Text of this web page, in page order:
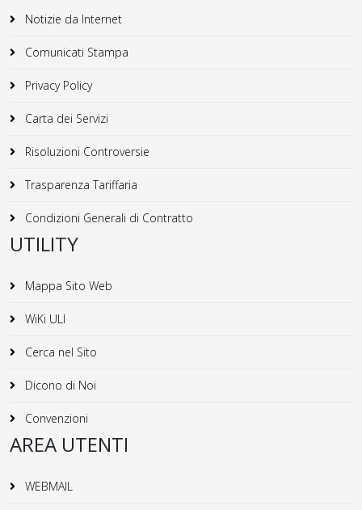
Notizie da Internet
Comunicati Stampa
Privacy Policy
Carta dei Servizi
Risoluzioni Controversie
Trasparenza Tariffaria
Condizioni Generali di Contratto
UTILITY
Mappa Sito Web
WiKi ULI
Cerca nel Sito
Dicono di Noi
Convenzioni
AREA UTENTI
WEBMAIL